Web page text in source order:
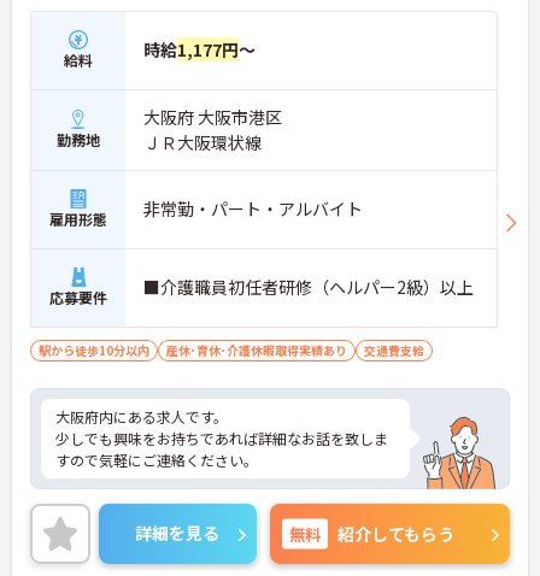
給料 時給1,177円～
勤務地
大阪府 大阪市港区
ＪＲ大阪環状線
雇用形態 非常勤・パート・アルバイト
応募要件 ■介護職員初任者研修（ヘルパー2級）以上
駅から徒歩10分以内 産休･育休･介護休暇取得実績あり 交通費支給
大阪府内にある求人です。
少しでも興味をお持ちであれば詳細なお話を致しま
すので気軽にご連絡ください。
詳細を見る 無料 紹介してもらう